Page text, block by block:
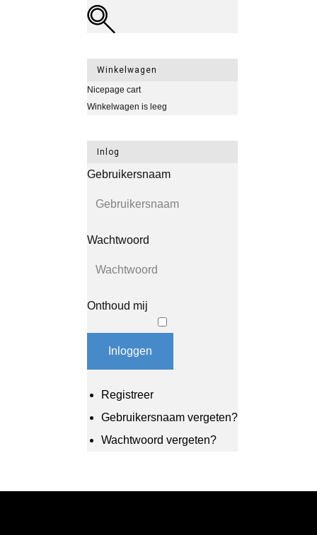
Winkelwagen
Nicepage cart
Winkelwagen is leeg
Inlog
Gebruikersnaam
Wachtwoord
Onthoud mij
Inloggen
Registreer
Gebruikersnaam vergeten?
Wachtwoord vergeten?